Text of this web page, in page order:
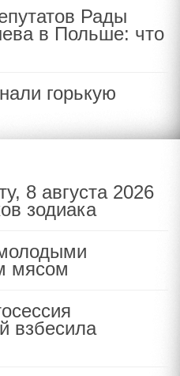
Рады
в Польше: что
горькую
8 августа 2026
зодиака
мясом
взбесила